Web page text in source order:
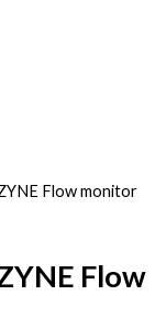
Flow monitor
Flow